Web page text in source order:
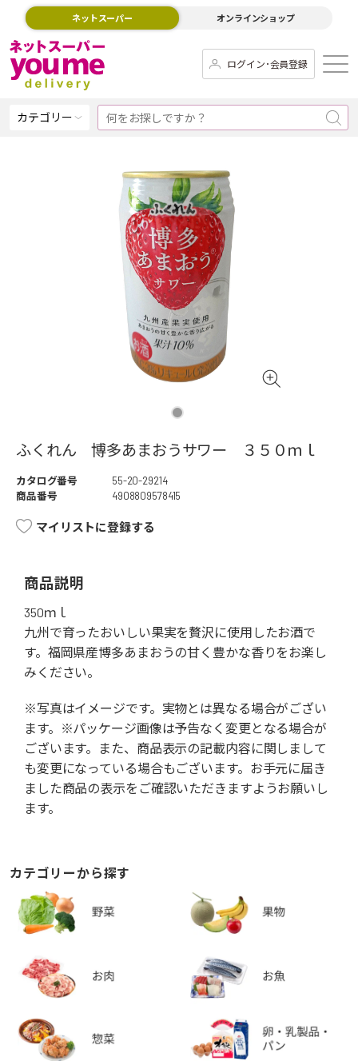
ネットスーパー オンラインショップ
ログイン･会員登録
カテゴリー
ふくれん 博多あまおうサワー ３５０ｍｌ
カタログ番号
55-20-29214
商品番号
4908809578415
マイリストに登録する
商品説明
350ｍｌ
九州で育ったおいしい果実を贅沢に使用したお酒で
す。福岡県産博多あまおうの甘く豊かな香りをお楽し
みください。
※写真はイメージです。実物とは異なる場合がござい
ます。※パッケージ画像は予告なく変更となる場合が
ございます。また、商品表示の記載内容に関しまして
も変更になっている場合もございます。お手元に届き
ました商品の表示をご確認いただきますようお願いし
ます。
カテゴリーから探す